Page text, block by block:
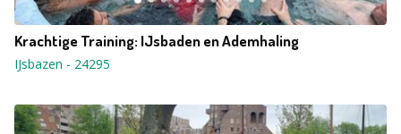
Krachtige Training: IJsbaden en Ademhaling
IJsbazen - 24295